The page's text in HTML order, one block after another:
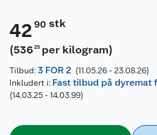
42 90 stk
(536 25 per kilogram)
Tilbud:3 FOR 2 (11.05.26 - 23.08.26)
Inkludert i: Fast tilbud på dyremat
(14.03.25 - 14.03.99)